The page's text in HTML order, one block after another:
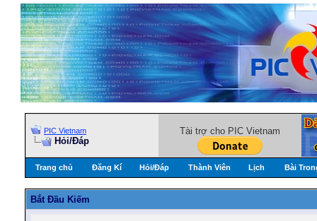
PIC Vietnam
Hỏi/Ðáp
Tài trợ cho PIC Vietnam
Trang chủ Đăng Kí Hỏi/Ðáp Thành Viên Lịch Bài
Bắt Ðầu Kiếm